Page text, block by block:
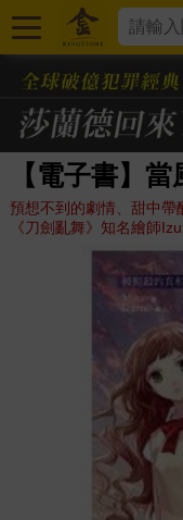
【電子書】
預想不到的劇情、甜中帶
《刀劍亂舞》知名繪師